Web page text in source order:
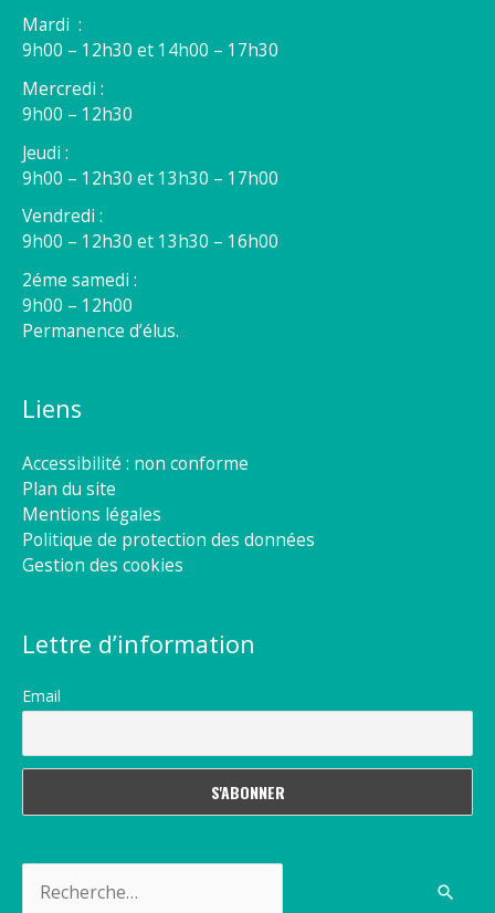
Mardi :
9h00 – 12h30 et 14h00 – 17h30
Mercredi :
9h00 – 12h30
Jeudi :
9h00 – 12h30 et 13h30 – 17h00
Vendredi :
9h00 – 12h30 et 13h30 – 16h00
2éme samedi :
9h00 – 12h00
Permanence d’élus.
Liens
Accessibilité : non conforme
Plan du site
Mentions légales
Politique de protection des données
Gestion des cookies
Lettre d’information
Email